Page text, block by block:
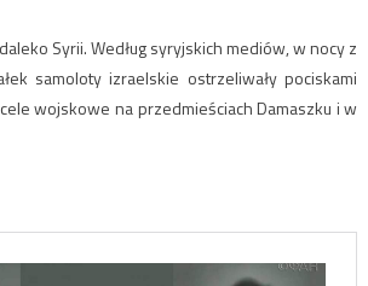
Syrii. Według syryjskich mediów, w nocy z
samoloty izraelskie ostrzeliwały pociskami
wojskowe na przedmieściach Damaszku i w